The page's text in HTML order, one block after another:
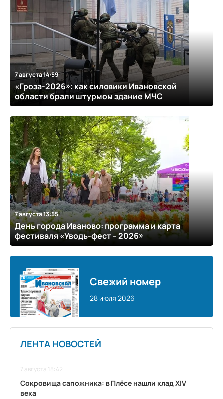
7 августа 14:59
«Гроза-2026»: как силовики Ивановской
области брали штурмом здание МЧС
7 августа 13:55
День города Иваново: программа и карта
фестиваля «Уводь-фест – 2026»
Свежий номер
28 июля 2026
ЛЕНТА НОВОСТЕЙ
7 августа 18:42
Сокровища сапожника: в Плёсе нашли клад XIV
века